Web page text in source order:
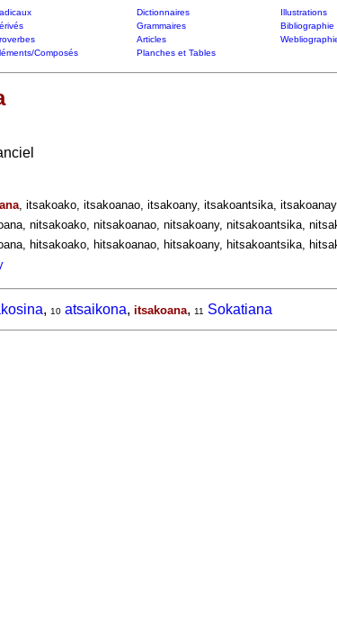
Dictionnaires Illustrations
Grammaires Bibliographie
Articles
Composés Planches et Tables
, itsakoako, itsakoanao, itsakoany, itsakoantsika,
nitsakoako, nitsakoanao, nitsakoany, nitsakoantsika,
hitsakoako, hitsakoanao, hitsakoany, hitsakoantsika,
, 10 atsaikona, itsakoana, 11 Sokatiana